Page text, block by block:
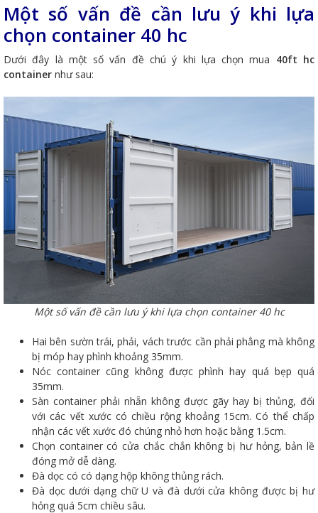
Một số vấn đề cần lưu ý khi lựa
chọn container 40 hc
Dưới đây là một số vấn đề chú ý khi lựa chọn mua 40ft hc
container như sau:
Một số vấn đề cần lưu ý khi lựa chọn container 40 hc
Hai bên sườn trái, phải, vách trước cần phải phẳng mà không
bị móp hay phình khoảng 35mm.
Nóc container cũng không được phình hay quá bẹp quá
35mm.
Sàn container phải nhẵn không được gãy hay bị thủng, đối
với các vết xước có chiều rộng khoảng 15cm. Có thể chấp
nhận các vết xước đó chúng nhỏ hơn hoặc bằng 1.5cm.
Chọn container có cửa chắc chắn không bị hư hỏng, bản lề
đóng mở dễ dàng.
Đà dọc có có dạng hộp không thủng rách.
Đà dọc dưới dạng chữ U và đà dưới cửa không được bị hư
hỏng quá 5cm chiều sâu.